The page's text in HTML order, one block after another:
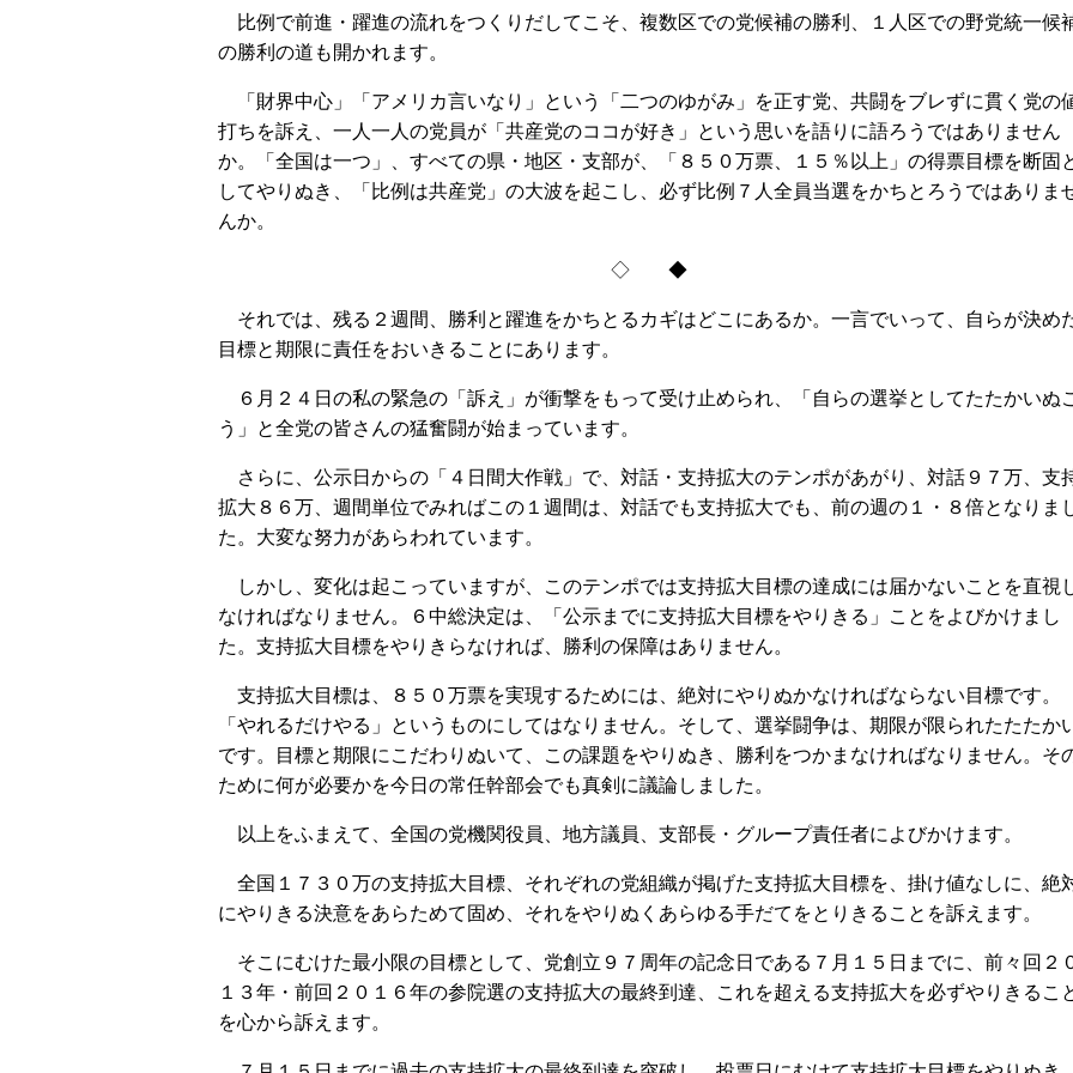
比例で前進・躍進の流れをつくりだしてこそ、複数区での党候補の勝利、１人区での野党統一候
の勝利の道も開かれます。
「財界中心」「アメリカ言いなり」という「二つのゆがみ」を正す党、共闘をブレずに貫く党の
打ちを訴え、一人一人の党員が「共産党のココが好き」という思いを語りに語ろうではありません
か。「全国は一つ」、すべての県・地区・支部が、「８５０万票、１５％以上」の得票目標を断固
してやりぬき、「比例は共産党」の大波を起こし、必ず比例７人全員当選をかちとろうではありま
んか。
◇ ◆
それでは、残る２週間、勝利と躍進をかちとるカギはどこにあるか。一言でいって、自らが決め
目標と期限に責任をおいきることにあります。
６月２４日の私の緊急の「訴え」が衝撃をもって受け止められ、「自らの選挙としてたたかいぬ
う」と全党の皆さんの猛奮闘が始まっています。
さらに、公示日からの「４日間大作戦」で、対話・支持拡大のテンポがあがり、対話９７万、支
拡大８６万、週間単位でみればこの１週間は、対話でも支持拡大でも、前の週の１・８倍となりま
た。大変な努力があらわれています。
しかし、変化は起こっていますが、このテンポでは支持拡大目標の達成には届かないことを直視
なければなりません。６中総決定は、「公示までに支持拡大目標をやりきる」ことをよびかけまし
た。支持拡大目標をやりきらなければ、勝利の保障はありません。
支持拡大目標は、８５０万票を実現するためには、絶対にやりぬかなければならない目標です。
「やれるだけやる」というものにしてはなりません。そして、選挙闘争は、期限が限られたたたか
です。目標と期限にこだわりぬいて、この課題をやりぬき、勝利をつかまなければなりません。そ
ために何が必要かを今日の常任幹部会でも真剣に議論しました。
以上をふまえて、全国の党機関役員、地方議員、支部長・グループ責任者によびかけます。
全国１７３０万の支持拡大目標、それぞれの党組織が掲げた支持拡大目標を、掛け値なしに、絶
にやりきる決意をあらためて固め、それをやりぬくあらゆる手だてをとりきることを訴えます。
そこにむけた最小限の目標として、党創立９７周年の記念日である７月１５日までに、前々回２
１３年・前回２０１６年の参院選の支持拡大の最終到達、これを超える支持拡大を必ずやりきるこ
を心から訴えます。